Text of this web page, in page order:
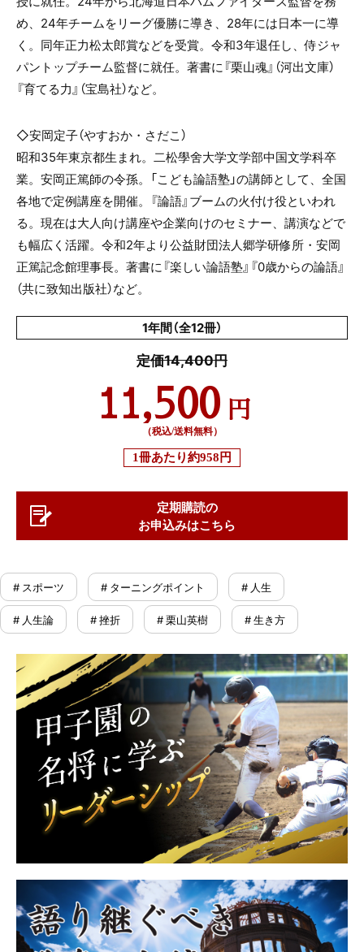
め、 24年チームをリーグ優勝に導き、 28年には日本一に導
く。同年正力松太郎賞などを受賞。令和3年退任し、侍ジャ
パントップチーム監督に就任。著書に『栗山魂』（河出文庫）
『育てる力』（宝島社）など。
◇安岡定子（やすおか・さだこ）
昭和35年東京都生まれ。二松學舍大学文学部中国文学科卒
業。安岡正篤師の令孫。「こども論語塾」の講師として、全国
各地で定例講座を開催。『論語』ブームの火付け役といわれ
る。現在は大人向け講座や企業向けのセミナー、講演などで
も幅広く活躍。令和2年より公益財団法人郷学研修所・安岡
正篤記念館理事長。著書に『楽しい論語塾』『0歳からの論語』
（共に致知出版社）など。
1年間（全12冊）
定価14,400円
11,500 円
（税込/送料無料）
1冊あたり約958円
定期購読の
お申込みはこちら
# スポーツ # ターニングポイント # 人生
# 人生論 # 挫折 # 栗山英樹 # 生き方